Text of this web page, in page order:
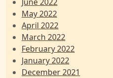
May 2022
April 2022
March 2022
February 2022
January 2022
December 2021